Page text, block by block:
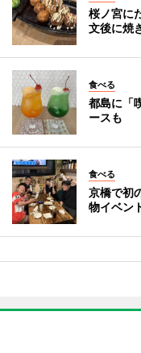
桜ノ宮に
文後に焼
食べる
都島に「
ースも
食べる
京橋で初
物イベン